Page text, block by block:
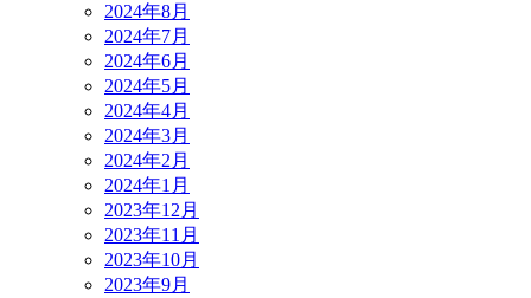
2024年8月
2024年7月
2024年6月
2024年5月
2024年4月
2024年3月
2024年2月
2024年1月
2023年12月
2023年11月
2023年10月
2023年9月